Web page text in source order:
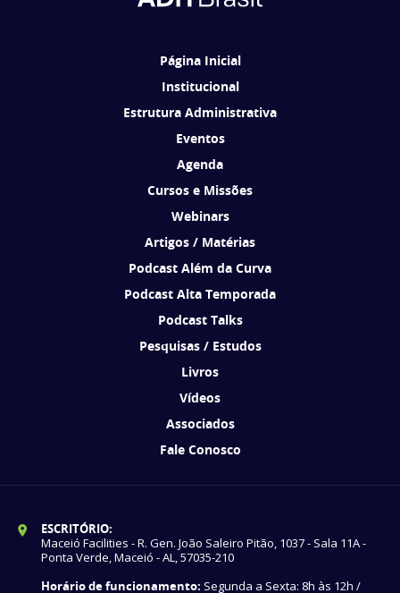
Página Inicial
Institucional
Estrutura Administrativa
Eventos
Agenda
Cursos e Missões
Webinars
Artigos / Matérias
Podcast Além da Curva
Podcast Alta Temporada
Podcast Talks
Pesquisas / Estudos
Livros
Vídeos
Associados
Fale Conosco
ESCRITÓRIO:
Maceió Facilities - R. Gen. João Saleiro Pitão, 1037 - Sala 11A -
Ponta Verde, Maceió - AL, 57035-210
Horário de funcionamento: Segunda a Sexta: 8h às 12h /